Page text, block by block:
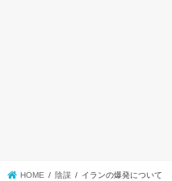
HOME 陰謀 イランの爆発について